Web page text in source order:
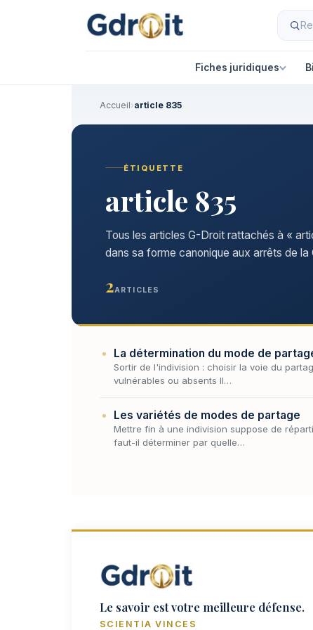
Fiches juridiques
Accueil›article 835
ÉTIQUETTE
article 835
Tous les articles G-Droit rattachés à «
dans sa forme canonique aux arrêts de
2ARTICLES
La détermination du mode de
Sortir de l'indivision : choisir la voie du
vulnérables ou absents II…
Les variétés de modes de partage
Mettre fin à une indivision suppose de
faut-il déterminer par quelle…
Le savoir est votre meilleure défense.
SCIENTIA VINCES